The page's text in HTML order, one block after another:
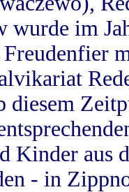
im
Freudenfier
diesem
Kinder aus
- in